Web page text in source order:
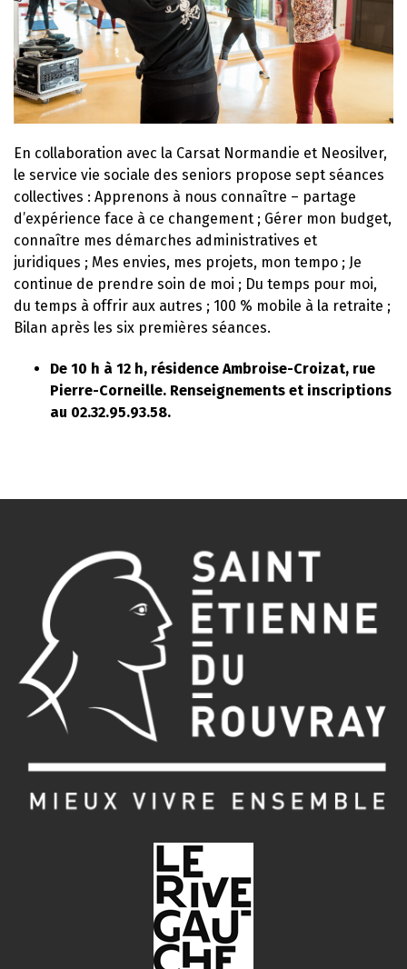
En collaboration avec la Carsat Normandie et Neosilver,
le service vie sociale des seniors propose sept séances
collectives : Apprenons à nous connaître – partage
d’expérience face à ce changement ; Gérer mon budget,
connaître mes démarches administratives et
juridiques ; Mes envies, mes projets, mon tempo ; Je
continue de prendre soin de moi ; Du temps pour moi,
du temps à offrir aux autres ; 100 % mobile à la retraite ;
Bilan après les six premières séances.
De 10 h à 12 h, résidence Ambroise-Croizat, rue
Pierre-Corneille. Renseignements et inscriptions
au 02.32.95.93.58.